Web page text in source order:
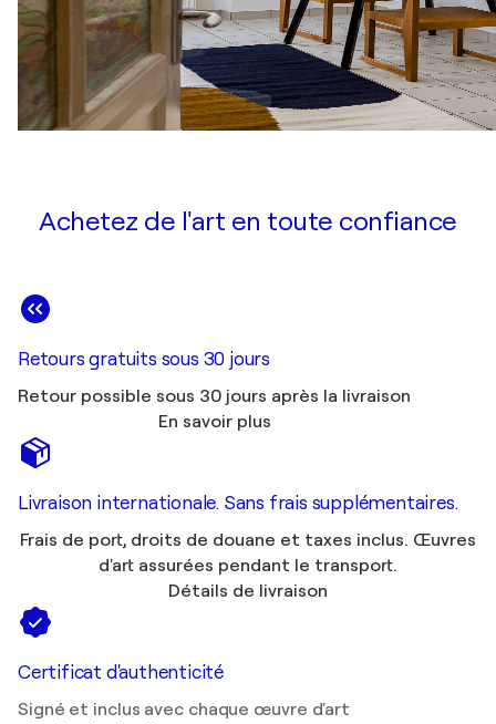
Achetez de l'art en toute confiance
Retours gratuits sous 30 jours
Retour possible sous 30 jours après la livraison
En savoir plus
Livraison internationale. Sans frais supplémentaires.
Frais de port, droits de douane et taxes inclus. Œuvres
d'art assurées pendant le transport.
Détails de livraison
Certificat d'authenticité
Signé et inclus avec chaque œuvre d'art